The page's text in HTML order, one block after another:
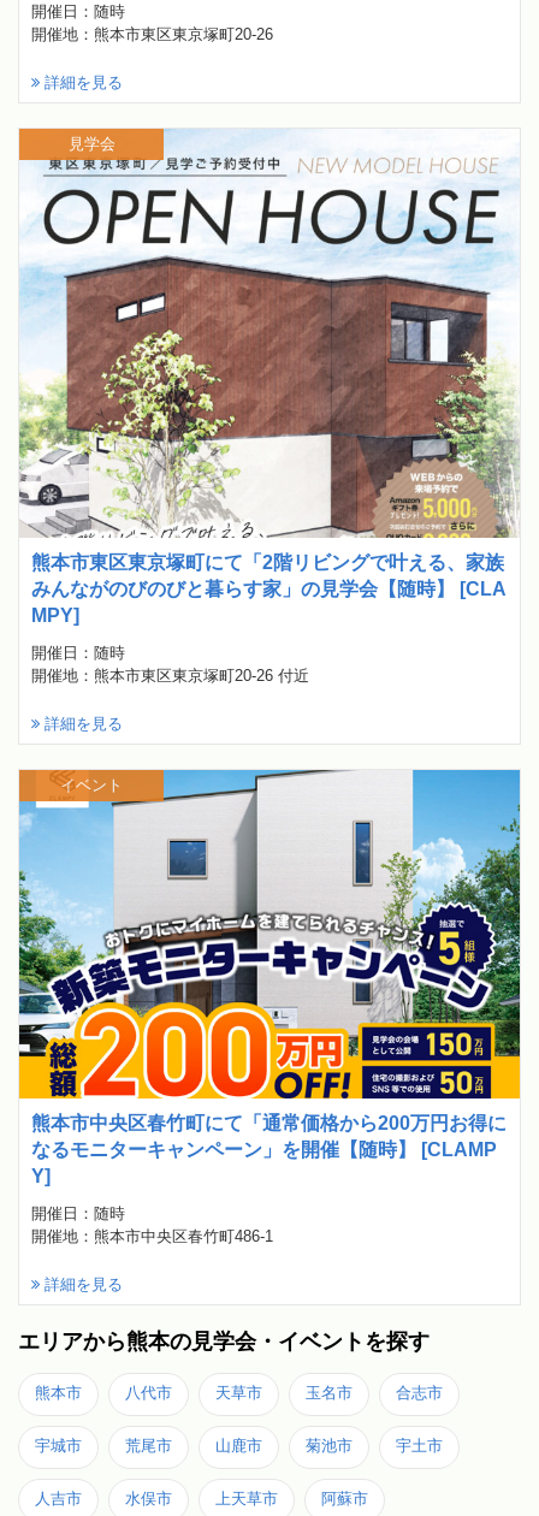
開催日：随時
開催地：熊本市東区東京塚町20-26
詳細を見る
熊本市東区東京塚町にて「2階リビングで叶える、家族
みんながのびのびと暮らす家」の見学会【随時】 [CLA
MPY]
開催日：随時
開催地：熊本市東区東京塚町20-26 付近
詳細を見る
見学会
熊本市中央区春竹町にて「通常価格から200万円お得に
なるモニターキャンペーン」を開催【随時】 [CLAMP
Y]
開催日：随時
開催地：熊本市中央区春竹町486-1
詳細を見る
イベント
エリアから熊本の見学会・イベントを探す
熊本市 八代市 天草市 玉名市 合志市
宇城市 荒尾市 山鹿市 菊池市 宇土市
人吉市 水俣市 上天草市 阿蘇市